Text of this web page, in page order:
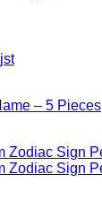
– 5 Pieces